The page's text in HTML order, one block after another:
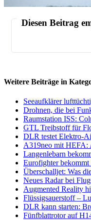
Diesen Beitrag
Weitere Beiträge in
Seeaufklärer
Drohnen, die bei
Raumstation ISS:
GTL Treibstoff für
DLR testet Elektro-
A319neo mit HEFA:
Langenlebarn
Eurofighter
Überschalljet: Was
Neues Radar bei
Augmented Reality
Flüssigsauerstoff –
DLR kann starten:
Fünfblattrotor auf